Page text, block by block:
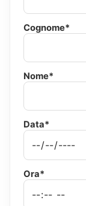
Cognome*
Nome*
Data*
Ora*